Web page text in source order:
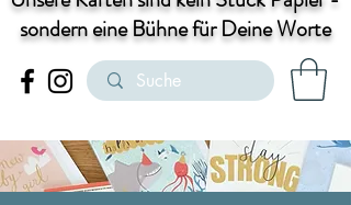
sondern eine Bühne für Deine Worte